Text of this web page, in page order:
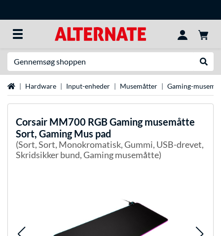
StartsideHardware Input-enheder Musemåtter Gaming-
Corsair MM700 RGB Gaming musemåtte
Sort, Gaming Mus pad
(Sort, Sort, Monokromatisk, Gummi, USB-drevet,
Skridsikker bund, Gaming musemåtte)